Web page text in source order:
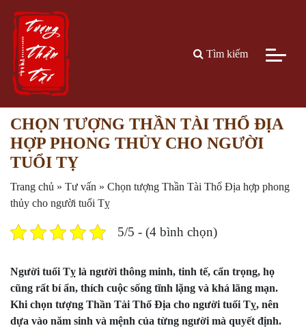
Tìm kiếm
CHỌN TƯỢNG THẦN TÀI THỔ ĐỊA
HỢP PHONG THỦY CHO NGƯỜI
TUỔI TỴ
Trang chủ » Tư vấn » Chọn tượng Thần Tài Thổ Địa hợp phong
thủy cho người tuổi Tỵ
5/5 - (4 bình chọn)
Người tuổi Tỵ là người thông minh, tinh tế, cẩn trọng, họ
cũng rất bí ẩn, thích cuộc sống tĩnh lặng và khá lãng mạn.
Khi chọn tượng Thần Tài Thổ Địa cho người tuổi Tỵ, nên
dựa vào năm sinh và mệnh của từng người mà quyết định.